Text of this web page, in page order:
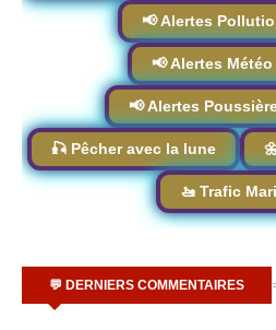
📢 Alertes
📢 Alertes
📢 Alertes
🎣 Pêcher avec la lune
🚤 Trafic
💬 DERNIERS COMMENTAIRES